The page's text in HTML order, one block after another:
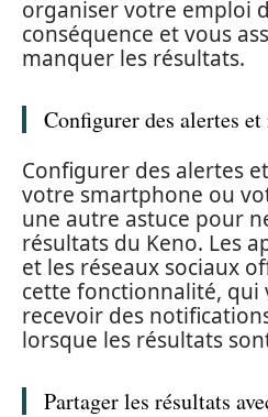
organiser votre emploi
conséquence et vous
manquer les résultats.
Configurer des alertes
Configurer des alertes
votre smartphone ou
une autre astuce pour
résultats du Keno. Les
et les réseaux sociaux
cette fonctionnalité, qui
recevoir des
lorsque les résultats
Partager les résultats